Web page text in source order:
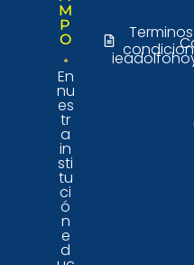
M
P
O
En
nu
es
tr
a
in
sti
tu
ci
ó
n
e
d